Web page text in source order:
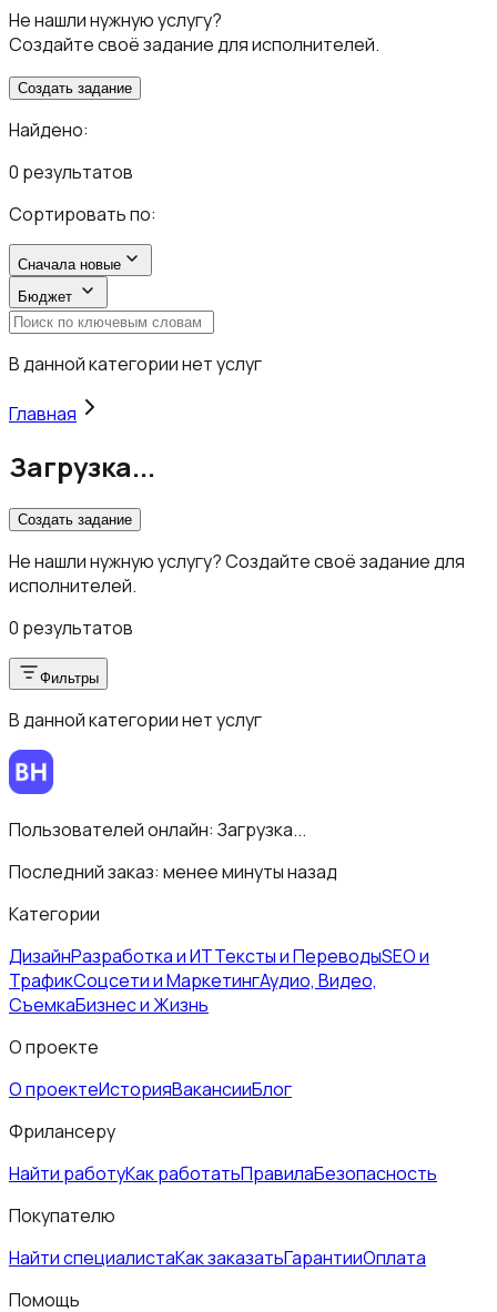
Не нашли нужную услугу?
Создайте своё задание для исполнителей.
Создать задание
Найдено:
0 результатов
Сортировать по:
Сначала новые
Бюджет
В данной категории нет услуг
Главная
Загрузка...
Создать задание
Не нашли нужную услугу? Создайте своё задание для
исполнителей.
0 результатов
Фильтры
В данной категории нет услуг
Пользователей онлайн: Загрузка...
Последний заказ: менее минуты назад
Категории
ДизайнРазработка и ИТТексты и ПереводыSEO и
ТрафикСоцсети и МаркетингАудио, Видео,
СъемкаБизнес и Жизнь
О проекте
О проектеИсторияВакансииБлог
Фрилансеру
Найти работуКак работатьПравилаБезопасность
Покупателю
Найти специалистаКак заказатьГарантииОплата
Помощь